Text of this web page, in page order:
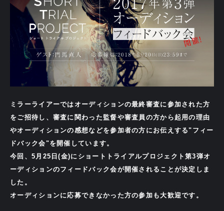
ミラーライアーではオーディションの最終審査に参加された方
をご招待し、審査に関わった監督や審査員の方から起用の理由
やオーディションの感想などを参加者の方にお伝えする"フィー
ドバック会"を開催しています。
今回、5月25日(金)にショートトライアルプロジェクト第3弾オ
ーディションのフィードバック会が開催されることが決定しま
した。
オーディションに応募できなかった方の参加も大歓迎です。